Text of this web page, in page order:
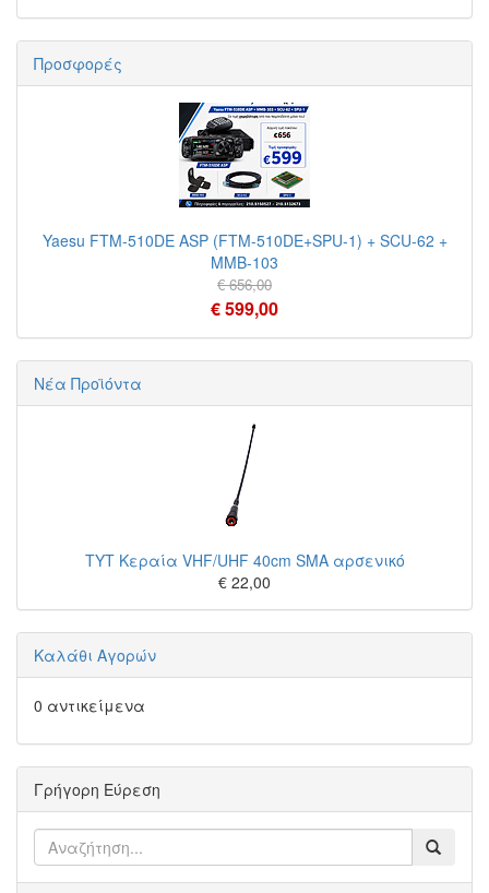
Προσφορές
Yaesu FTM-510DE ASP (FTM-510DE+SPU-1) + SCU-62 +
MMB-103
€ 656,00
€ 599,00
Νέα Προϊόντα
TYT Κεραία VHF/UHF 40cm SMA αρσενικό
€ 22,00
Καλάθι Αγορών
0 αντικείμενα
Γρήγορη Εύρεση